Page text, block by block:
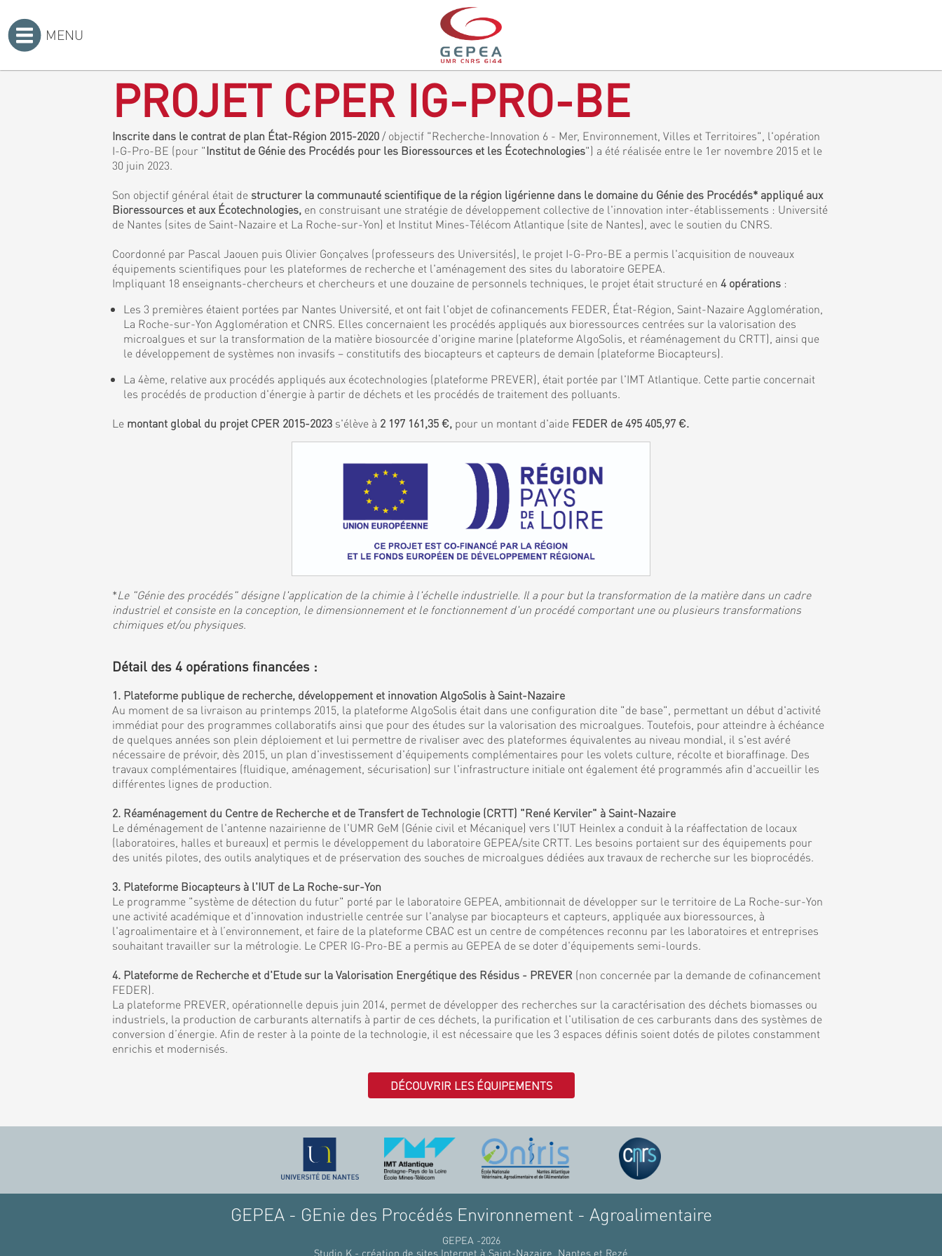
MENU
PROJET CPER IG-PRO-BE
Inscrite dans le contrat de plan État-Région 2015-2020 / objectif "Recherche-Innovation 6 - Mer, Environnement, Villes et Territoires", l'opération
I-G-Pro-BE (pour "Institut de Génie des Procédés pour les Bioressources et les Écotechnologies") a été réalisée entre le 1er novembre 2015 et le
30 juin 2023.
Son objectif général était de structurer la communauté scientifique de la région ligérienne dans le domaine du Génie des Procédés* appliqué aux
Bioressources et aux Écotechnologies, en construisant une stratégie de développement collective de l'innovation inter-établissements : Université
de Nantes (sites de Saint-Nazaire et La Roche-sur-Yon) et Institut Mines-Télécom Atlantique (site de Nantes), avec le soutien du CNRS.
Coordonné par Pascal Jaouen puis Olivier Gonçalves (professeurs des Universités), le projet I-G-Pro-BE a permis l'acquisition de nouveaux
équipements scientifiques pour les plateformes de recherche et l'aménagement des sites du laboratoire GEPEA.
Impliquant 18 enseignants-chercheurs et chercheurs et une douzaine de personnels techniques, le projet était structuré en 4 opérations :
Les 3 premières étaient portées par Nantes Université, et ont fait l'objet de cofinancements FEDER, État-Région, Saint-Nazaire Agglomération,
La Roche-sur-Yon Agglomération et CNRS. Elles concernaient les procédés appliqués aux bioressources centrées sur la valorisation des
microalgues et sur la transformation de la matière biosourcée d'origine marine (plateforme AlgoSolis, et réaménagement du CRTT), ainsi que
le développement de systèmes non invasifs – constitutifs des biocapteurs et capteurs de demain (plateforme Biocapteurs).
La 4ème, relative aux procédés appliqués aux écotechnologies (plateforme PREVER), était portée par l'IMT Atlantique. Cette partie concernait
les procédés de production d'énergie à partir de déchets et les procédés de traitement des polluants.
Le montant global du projet CPER 2015-2023 s'élève à 2 197 161,35 €, pour un montant d'aide FEDER de 495 405,97 €.
*Le "Génie des procédés" désigne l'application de la chimie à l'échelle industrielle. Il a pour but la transformation de la matière dans un cadre
industriel et consiste en la conception, le dimensionnement et le fonctionnement d'un procédé comportant une ou plusieurs transformations
chimiques et/ou physiques.
Détail des 4 opérations financées :
1. Plateforme publique de recherche, développement et innovation AlgoSolis à Saint-Nazaire
Au moment de sa livraison au printemps 2015, la plateforme AlgoSolis était dans une configuration dite "de base", permettant un début d'activité
immédiat pour des programmes collaboratifs ainsi que pour des études sur la valorisation des microalgues. Toutefois, pour atteindre à échéance
de quelques années son plein déploiement et lui permettre de rivaliser avec des plateformes équivalentes au niveau mondial, il s'est avéré
nécessaire de prévoir, dès 2015, un plan d'investissement d'équipements complémentaires pour les volets culture, récolte et bioraffinage. Des
travaux complémentaires (fluidique, aménagement, sécurisation) sur l'infrastructure initiale ont également été programmés afin d'accueillir les
différentes lignes de production.
2. Réaménagement du Centre de Recherche et de Transfert de Technologie (CRTT) "René Kerviler" à Saint-Nazaire
Le déménagement de l'antenne nazairienne de l'UMR GeM (Génie civil et Mécanique) vers l'IUT Heinlex a conduit à la réaffectation de locaux
(laboratoires, halles et bureaux) et permis le développement du laboratoire GEPEA/site CRTT. Les besoins portaient sur des équipements pour
des unités pilotes, des outils analytiques et de préservation des souches de microalgues dédiées aux travaux de recherche sur les bioprocédés.
3. Plateforme Biocapteurs à l'IUT de La Roche-sur-Yon
Le programme "système de détection du futur" porté par le laboratoire GEPEA, ambitionnait de développer sur le territoire de La Roche-sur-Yon
une activité académique et d'innovation industrielle centrée sur l'analyse par biocapteurs et capteurs, appliquée aux bioressources, à
l'agroalimentaire et à l’environnement, et faire de la plateforme CBAC est un centre de compétences reconnu par les laboratoires et entreprises
souhaitant travailler sur la métrologie. Le CPER IG-Pro-BE a permis au GEPEA de se doter d'équipements semi-lourds.
4. Plateforme de Recherche et d'Etude sur la Valorisation Energétique des Résidus - PREVER (non concernée par la demande de cofinancement
FEDER).
La plateforme PREVER, opérationnelle depuis juin 2014, permet de développer des recherches sur la caractérisation des déchets biomasses ou
industriels, la production de carburants alternatifs à partir de ces déchets, la purification et l'utilisation de ces carburants dans des systèmes de
conversion d’énergie. Afin de rester à la pointe de la technologie, il est nécessaire que les 3 espaces définis soient dotés de pilotes constamment
enrichis et modernisés.
DÉCOUVRIR LES ÉQUIPEMENTS
GEPEA - GEnie des Procédés Environnement - Agroalimentaire
GEPEA -2026
Studio K - création de sites Internet à Saint-Nazaire, Nantes et Rezé